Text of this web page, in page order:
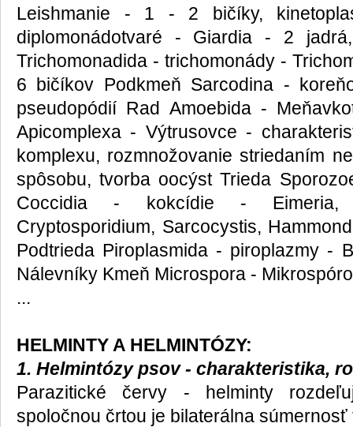
Leishmanie - 1 - 2 bičíky,
diplomonádotvaré - Giardia - 2
Trichomonadida - trichomonády -
6 bičíkov Podkmeň Sarcodina -
pseudopódií Rad Amoebida -
Apicomplexa - Výtrusovce -
komplexu, rozmnožovanie striedaním
spôsobu, tvorba oocýst Trieda
Coccidia - kokcídie - Eimeria,
Cryptosporidium, Sarcocystis,
Podtrieda Piroplasmida - piroplazmy -
Nálevníky Kmeň Microspora -
...
HELMINTY A HELMINTÓZY:
1. Helmintózy psov - charakteristika,
Parazitické červy - helminty
spoločnou črtou je bilaterálna